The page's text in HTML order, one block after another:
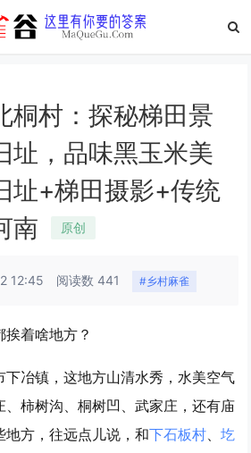
桐村：探秘梯田景
址，品味黑玉米美
址+梯田摄影+传统
南
原创
12:45 阅读数 441 #乡村麻雀
着啥地方？
下冶镇，这地方山清水秀，水美空气
、柿树沟、桐树凹、武家庄，还有庙
地方，往远点儿说，和下石板村、圪